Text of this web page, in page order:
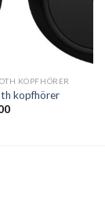
KOPFHÖRER
kopfhörer